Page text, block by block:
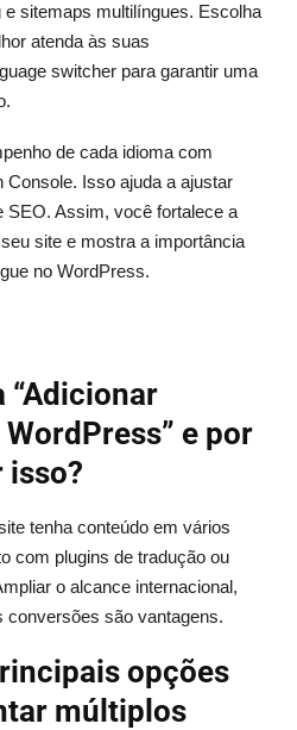
e sitemaps multilíngues. Escolha
atenda às suas
switcher para garantir uma
de cada idioma com
Console. Isso ajuda a ajustar
SEO. Assim, você fortalece a
site e mostra a importância
no WordPress.
“Adicionar
e por
isso?
tenha conteúdo em vários
com plugins de tradução ou
o alcance internacional,
conversões são vantagens.
opções
múltiplos